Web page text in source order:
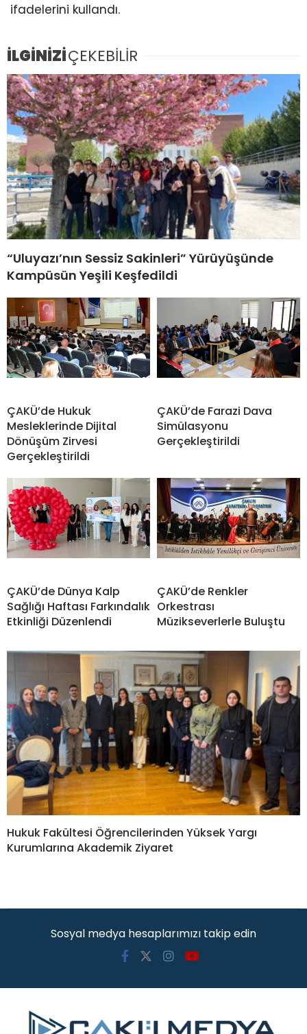
ifadelerini kullandı.
İLGİNİZİÇEKEBİLİR
“Uluyazı’nın Sessiz Sakinleri” Yürüyüşünde
Kampüsün Yeşili Keşfedildi
ÇAKÜ’de Hukuk
Mesleklerinde Dijital
Dönüşüm Zirvesi
Gerçekleştirildi
ÇAKÜ’de Farazi Dava
Simülasyonu
Gerçekleştirildi
ÇAKÜ’de Dünya Kalp
Sağlığı Haftası Farkındalık
Etkinliği Düzenlendi
ÇAKÜ’de Renkler
Orkestrası
Müzikseverlerle Buluştu
Hukuk Fakültesi Öğrencilerinden Yüksek Yargı
Kurumlarına Akademik Ziyaret
Sosyal medya hesaplarımızı takip edin